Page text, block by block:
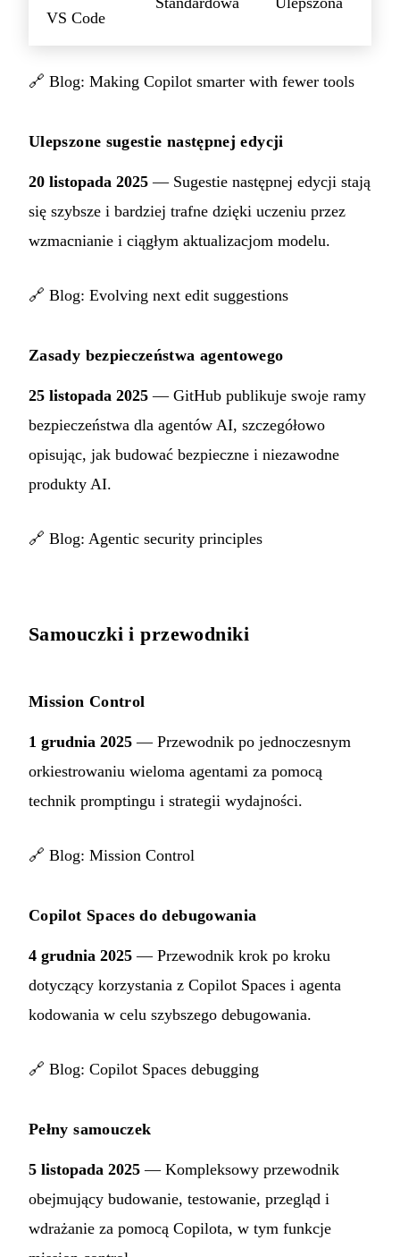
VS Code
🔗 Blog: Making Copilot smarter with fewer tools
Ulepszone sugestie następnej edycji
20 listopada 2025 — Sugestie następnej edycji stają
się szybsze i bardziej trafne dzięki uczeniu przez
wzmacnianie i ciągłym aktualizacjom modelu.
🔗 Blog: Evolving next edit suggestions
Zasady bezpieczeństwa agentowego
25 listopada 2025 — GitHub publikuje swoje ramy
bezpieczeństwa dla agentów AI, szczegółowo
opisując, jak budować bezpieczne i niezawodne
produkty AI.
🔗 Blog: Agentic security principles
Samouczki i przewodniki
Mission Control
1 grudnia 2025 — Przewodnik po jednoczesnym
orkiestrowaniu wieloma agentami za pomocą
technik promptingu i strategii wydajności.
🔗 Blog: Mission Control
Copilot Spaces do debugowania
4 grudnia 2025 — Przewodnik krok po kroku
dotyczący korzystania z Copilot Spaces i agenta
kodowania w celu szybszego debugowania.
🔗 Blog: Copilot Spaces debugging
Pełny samouczek
5 listopada 2025 — Kompleksowy przewodnik
obejmujący budowanie, testowanie, przegląd i
wdrażanie za pomocą Copilota, w tym funkcje